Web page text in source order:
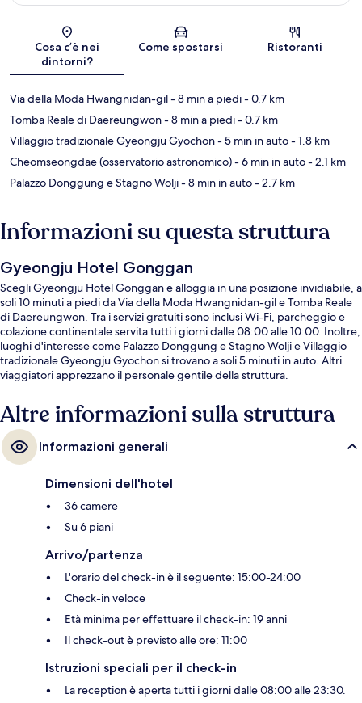
Cosa c’è nei
dintorni?
Come spostarsi Ristoranti
Via della Moda Hwangnidan-gil- 8 min a piedi- 0.7 km
Tomba Reale di Daereungwon- 8 min a piedi- 0.7 km
Villaggio tradizionale Gyeongju Gyochon- 5 min in auto- 1.8 km
Cheomseongdae (osservatorio astronomico)- 6 min in auto- 2.1 km
Palazzo Donggung e Stagno Wolji- 8 min in auto- 2.7 km
Informazioni su questa struttura
Gyeongju Hotel Gonggan
Scegli Gyeongju Hotel Gonggan e alloggia in una posizione invidiabile, a
soli 10 minuti a piedi da Via della Moda Hwangnidan-gil e Tomba Reale
di Daereungwon. Tra i servizi gratuiti sono inclusi Wi-Fi, parcheggio e
colazione continentale servita tutti i giorni dalle 08:00 alle 10:00. Inoltre,
luoghi d'interesse come Palazzo Donggung e Stagno Wolji e Villaggio
tradizionale Gyeongju Gyochon si trovano a soli 5 minuti in auto. Altri
viaggiatori apprezzano il personale gentile della struttura.
Altre informazioni sulla struttura
Informazioni generali
Dimensioni dell'hotel
36 camere
Su 6 piani
Arrivo/partenza
L'orario del check-in è il seguente: 15:00-24:00
Check-in veloce
Età minima per effettuare il check-in: 19 anni
Il check-out è previsto alle ore: 11:00
Istruzioni speciali per il check-in
La reception è aperta tutti i giorni dalle 08:00 alle 23:30.